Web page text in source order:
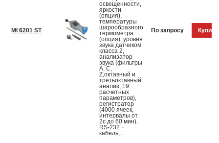
MI 6201 ST
освещенности,
яркости
(опция),
температуры
шарообразного
термометра
(опция), уровня
звука датчиком
класса 2,
анализатор
звука (фильтры
A, C,
Z,октавный и
третьоктавный
анализ, 19
расчетных
параметров),
регистратор
(4000 ячеек,
интервалы от
2с до 60 мин),
RS-232 +
кабель,...
По запросу Купить